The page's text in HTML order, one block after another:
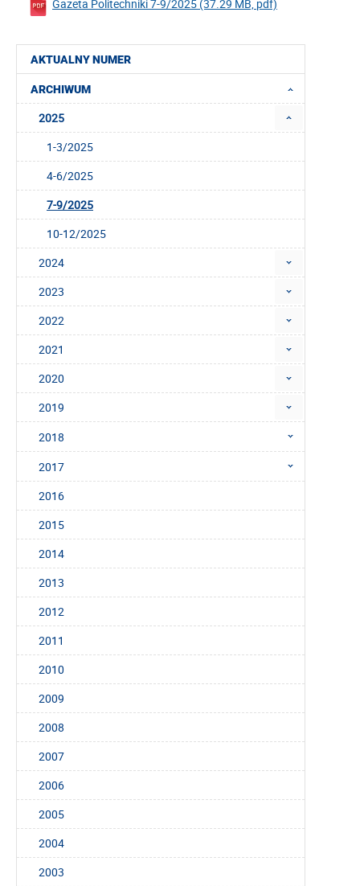
AKTUALNY NUMER
ARCHIWUM
2025
1-3/2025
4-6/2025
7-9/2025
10-12/2025
2024
2023
2022
2021
2020
2019
2018
2017
2016
2015
2014
2013
2012
2011
2010
2009
2008
2007
2006
2005
2004
2003
Gazeta Politechniki 7-9/2025 (37.29 MB, pdf)